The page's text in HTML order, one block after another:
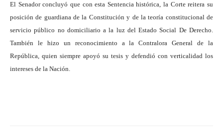
El Senador concluyó que con esta Sentencia histórica, la Corte reitera su
posición de guardiana de la Constitución y de la teoría constitucional de
servicio público no domiciliario a la luz del Estado Social De Derecho.
También le hizo un reconocimiento a la Contralora General de la
República, quien siempre apoyó su tesis y defendió con verticalidad los
intereses de la Nación.